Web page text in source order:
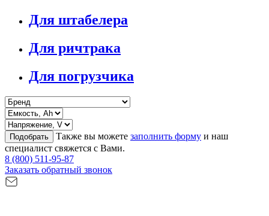
Для штабелера
Для ричтрака
Для погрузчика
Подобрать Также вы можете заполнить форму и наш
специалист свяжется с Вами.
8 (800) 511-95-87
Заказать обратный звонок